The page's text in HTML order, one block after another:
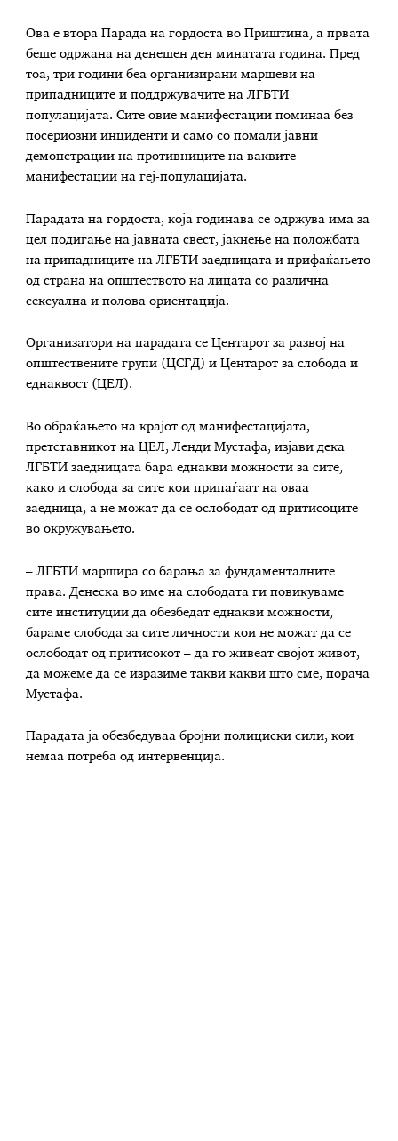
Ова е втора Парада на гордоста во Приштина, а првата
беше одржана на денешен ден минатата година. Пред
тоа, три години беа организирани маршеви на
припадниците и поддржувачите на ЛГБТИ
популацијата. Сите овие манифестации поминаа без
посериозни инциденти и само со помали јавни
демонстрации на противниците на ваквите
манифестации на геј-популацијата.
Парадата на гордоста, која годинава се одржува има за
цел подигање на јавната свест, јакнење на положбата
на припадниците на ЛГБТИ заедницата и прифаќањето
од страна на општеството на лицата со различна
сексуална и полова ориентација.
Организатори на парадата се Центарот за развој на
општествените групи (ЦСГД) и Центарот за слобода и
еднаквост (ЦЕЛ).
Во обраќањето на крајот од манифестацијата,
претставникот на ЦЕЛ, Ленди Мустафа, изјави дека
ЛГБТИ заедницата бара еднакви можности за сите,
како и слобода за сите кои припаѓаат на оваа
заедница, а не можат да се ослободат од притисоците
во окружувањето.
– ЛГБТИ маршира со барања за фундаменталните
права. Денеска во име на слободата ги повикуваме
сите институции да обезбедат еднакви можности,
бараме слобода за сите личности кои не можат да се
ослободат од притисокот – да го живеат својот живот,
да можеме да се изразиме такви какви што сме, порача
Мустафа.
Парадата ја обезбедуваа бројни полициски сили, кои
немаа потреба од интервенција.